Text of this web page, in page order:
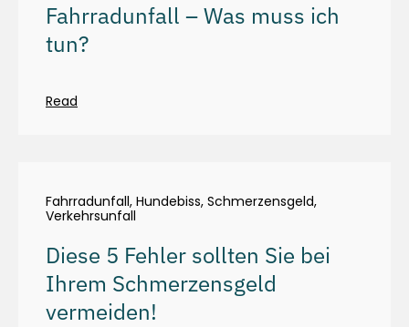
Fahrradunfall – Was muss ich
tun?
Read
Fahrradunfall, Hundebiss, Schmerzensgeld,
Verkehrsunfall
Diese 5 Fehler sollten Sie bei
Ihrem Schmerzensgeld
vermeiden!